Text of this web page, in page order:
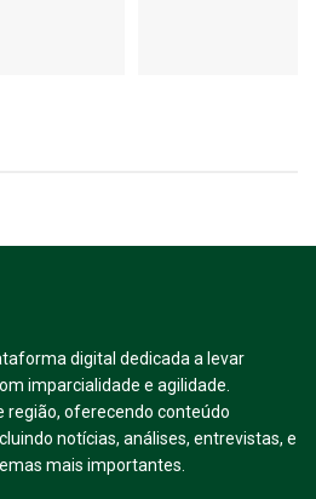
digital dedicada a levar
imparcialidade e agilidade.
região, oferecendo conteúdo
notícias, análises, entrevistas, e
mais importantes.